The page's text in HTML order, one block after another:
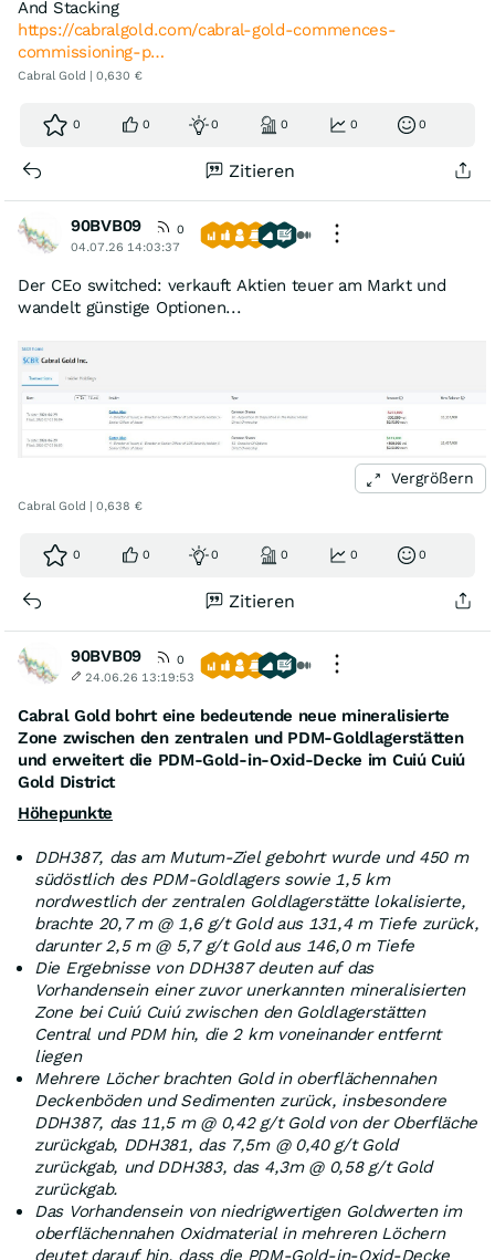
And Stacking
https://cabralgold.com/cabral-gold-commences-
commissioning-p…
Cabral Gold | 0,630 €
0 0 0 0 0 0
Zitieren
90BVB09
0
04.07.26 14:03:37
Der CEo switched: verkauft Aktien teuer am Markt und
wandelt günstige Optionen...
Vergrößern
Cabral Gold | 0,638 €
0 0 0 0 0 0
Zitieren
90BVB09
0
24.06.26 13:19:53
Cabral Gold bohrt eine bedeutende neue mineralisierte
Zone zwischen den zentralen und PDM-Goldlagerstätten
und erweitert die PDM-Gold-in-Oxid-Decke im Cuiú Cuiú
Gold District
Höhepunkte
DDH387, das am Mutum-Ziel gebohrt wurde und 450 m
südöstlich des PDM-Goldlagers sowie 1,5 km
nordwestlich der zentralen Goldlagerstätte lokalisierte,
brachte 20,7 m @ 1,6 g/t Gold aus 131,4 m Tiefe zurück,
darunter 2,5 m @ 5,7 g/t Gold aus 146,0 m Tiefe
Die Ergebnisse von DDH387 deuten auf das
Vorhandensein einer zuvor unerkannten mineralisierten
Zone bei Cuiú Cuiú zwischen den Goldlagerstätten
Central und PDM hin, die 2 km voneinander entfernt
liegen
Mehrere Löcher brachten Gold in oberflächennahen
Deckenböden und Sedimenten zurück, insbesondere
DDH387, das 11,5 m @ 0,42 g/t Gold von der Oberfläche
zurückgab, DDH381, das 7,5m @ 0,40 g/t Gold
zurückgab, und DDH383, das 4,3m @ 0,58 g/t Gold
zurückgab.
Das Vorhandensein von niedrigwertigen Goldwerten im
oberflächennahen Oxidmaterial in mehreren Löchern
deutet darauf hin, dass die PDM-Gold-in-Oxid-Decke